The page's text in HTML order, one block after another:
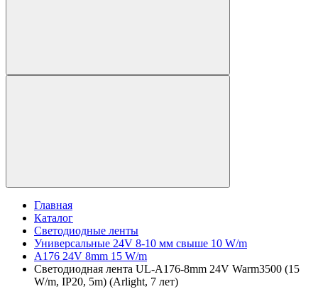
Главная
Каталог
Светодиодные ленты
Универсальные 24V 8-10 мм свыше 10 W/m
A176 24V 8mm 15 W/m
Светодиодная лента UL-A176-8mm 24V Warm3500 (15
W/m, IP20, 5m) (Arlight, 7 лет)